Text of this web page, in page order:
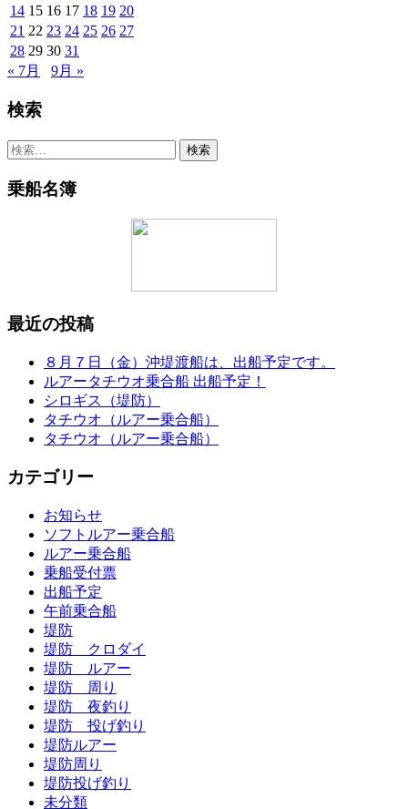
14 15 16 17 18 19 20
21 22 23 24 25 26 27
28 29 30 31
« 7月
9月 »
検索
検
乗船名簿
最近の投稿
８月７日（金）沖堤渡船は、出船予定です。
ルアータチウオ乗合船 出船予定！
シロギス（堤防）
タチウオ（ルアー乗合船）
タチウオ（ルアー乗合船）
カテゴリー
お知らせ
ソフトルアー乗合船
ルアー乗合船
乗船受付票
出船予定
午前乗合船
堤防
堤防 クロダイ
堤防 ルアー
堤防 周り
堤防 夜釣り
堤防 投げ釣り
堤防ルアー
堤防周り
堤防投げ釣り
未分類